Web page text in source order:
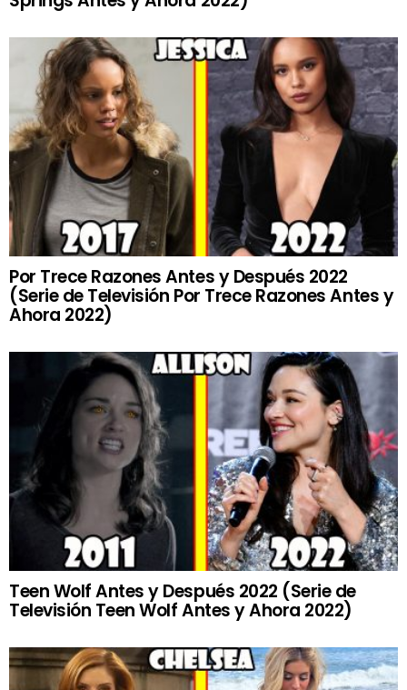
Por Trece Razones Antes y Después 2022
(Serie de Televisión Por Trece Razones Antes y
Ahora 2022)
Teen Wolf Antes y Después 2022 (Serie de
Televisión Teen Wolf Antes y Ahora 2022)